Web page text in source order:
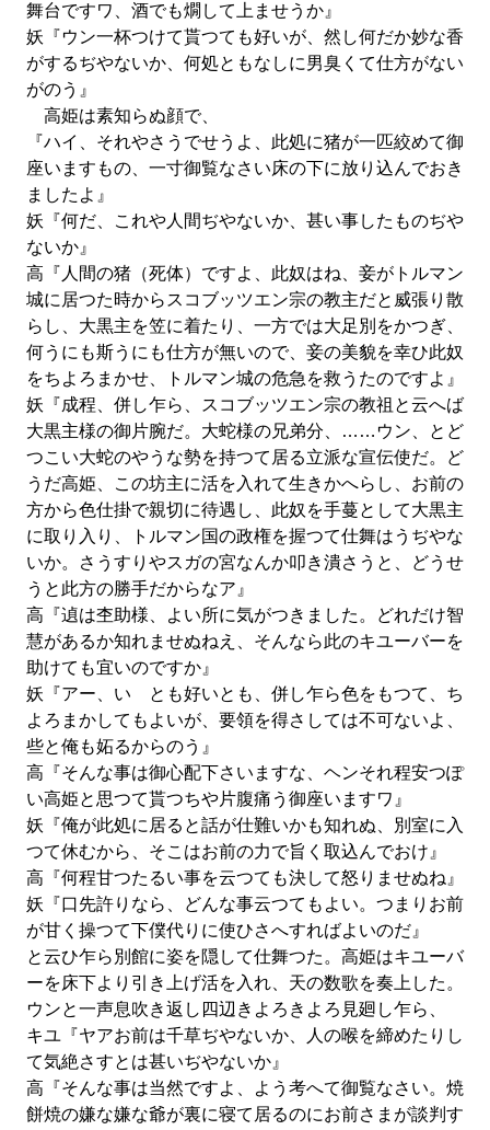
舞台ですワ、酒でも燗して上ませうか』
妖『ウン一杯つけて貰つても好いが、然し何だか妙な香
がするぢやないか、何処ともなしに男臭くて仕方がない
がのう』
高姫は素知らぬ顔で、
『ハイ、それやさうでせうよ、此処に猪が一匹絞めて御
座いますもの、一寸御覧なさい床の下に放り込んでおき
ましたよ』
妖『何だ、これや人間ぢやないか、甚い事したものぢや
ないか』
高『人間の猪（死体）ですよ、此奴はね、妾がトルマン
城に居つた時からスコブッツエン宗の教主だと威張り散
らし、大黒主を笠に着たり、一方では大足別をかつぎ、
何うにも斯うにも仕方が無いので、妾の美貌を幸ひ此奴
をちよろまかせ、トルマン城の危急を救うたのですよ』
妖『成程、併し乍ら、スコブッツエン宗の教祖と云へば
大黒主様の御片腕だ。大蛇様の兄弟分、……ウン、とど
つこい大蛇のやうな勢を持つて居る立派な宣伝使だ。ど
うだ高姫、この坊主に活を入れて生きかへらし、お前の
方から色仕掛で親切に待遇し、此奴を手蔓として大黒主
に取り入り、トルマン国の政権を握つて仕舞はうぢやな
いか。さうすりやスガの宮なんか叩き潰さうと、どうせ
うと此方の勝手だからなア』
高『遉は杢助様、よい所に気がつきました。どれだけ智
慧があるか知れませぬねえ、そんなら此のキユーバーを
助けても宜いのですか』
妖『アー、いゝとも好いとも、併し乍ら色をもつて、ち
よろまかしてもよいが、要領を得さしては不可ないよ、
些と俺も妬るからのう』
高『そんな事は御心配下さいますな、ヘンそれ程安つぽ
い高姫と思つて貰つちや片腹痛う御座いますワ』
妖『俺が此処に居ると話が仕難いかも知れぬ、別室に入
つて休むから、そこはお前の力で旨く取込んでおけ』
高『何程甘つたるい事を云つても決して怒りませぬね』
妖『口先許りなら、どんな事云つてもよい。つまりお前
が甘く操つて下僕代りに使ひさへすればよいのだ』
と云ひ乍ら別館に姿を隠して仕舞つた。高姫はキユーバ
ーを床下より引き上げ活を入れ、天の数歌を奏上した。
ウンと一声息吹き返し四辺きよろきよろ見廻し乍ら、
キユ『ヤアお前は千草ぢやないか、人の喉を締めたりし
て気絶さすとは甚いぢやないか』
高『そんな事は当然ですよ、よう考へて御覧なさい。焼
餅焼の嫌な嫌な爺が裏に寝て居るのにお前さまが談判す